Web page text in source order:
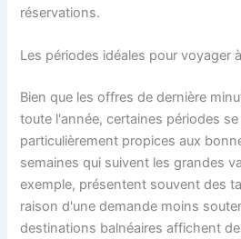
réservations.
Les périodes idéales pour voyager
Bien que les offres de dernière
toute l'année, certaines périodes
particulièrement propices aux
semaines qui suivent les grandes
exemple, présentent souvent des
raison d'une demande moins
destinations balnéaires affichent